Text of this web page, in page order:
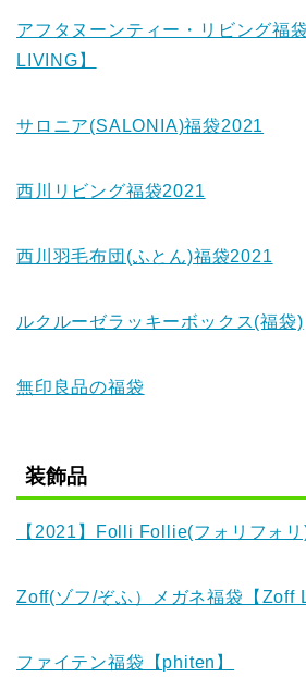
アフタヌーンティー・リビング福
LIVING】
サロニア(SALONIA)福袋2021
西川リビング福袋2021
西川羽毛布団(ふとん)福袋2021
ルクルーゼラッキーボックス(福袋)
無印良品の福袋
装飾品
【2021】Folli Follie(フォリフォ
Zoff(ゾフ/ぞふ）メガネ福袋【Zoff
ファイテン福袋【phiten】